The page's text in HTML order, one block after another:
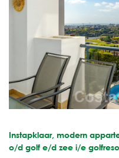
Instapklaar, modern
o/d golf e/d zee i/e